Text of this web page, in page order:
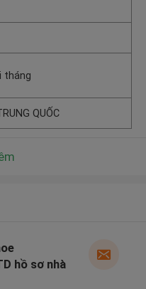
tháng
QUỐC
hồ sơ nhà